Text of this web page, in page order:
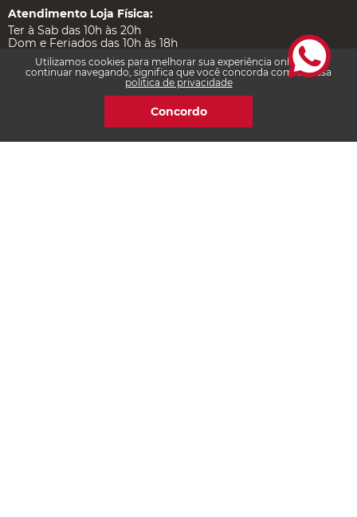
Utilizamos cookies para melhorar sua experiência online. Ao
continuar navegando, significa que você concorda com a nossa
politica de privacidade
Concordo
Atendimento Loja Física:
Ter à Sab das 10h às 20h
Dom e Feriados das 10h às 18h
Atendimento Quiosque Piso L1 Palladium:
Seg a Sexta das 11h às 23h
Sábado das 10h às 22h
Dom e Feriados das 14h às 20h